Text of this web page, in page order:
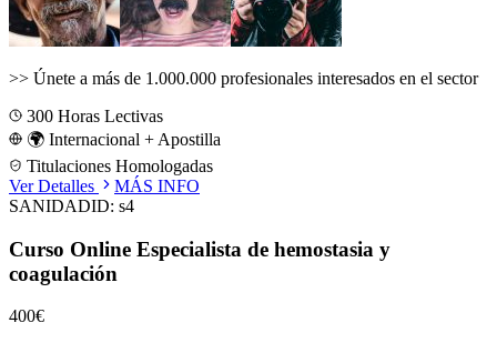
>> Únete a más de 1.000.000 profesionales interesados en el sector
300 Horas Lectivas
🌍 Internacional + Apostilla
Titulaciones Homologadas
Ver Detalles
MÁS INFO
SANIDADID: s4
Curso Online Especialista de hemostasia y
coagulación
400€